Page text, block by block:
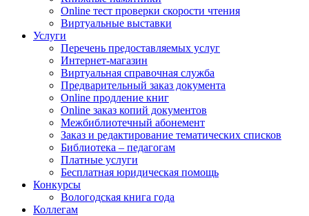
Online тест проверки скорости чтения
Виртуальные выставки
Услуги
Перечень предоставляемых услуг
Интернет-магазин
Виртуальная справочная служба
Предварительный заказ документа
Online продление книг
Online заказ копий документов
Межбиблиотечный абонемент
Заказ и редактирование тематических списков
Библиотека – педагогам
Платные услуги
Бесплатная юридическая помощь
Конкурсы
Вологодская книга года
Коллегам